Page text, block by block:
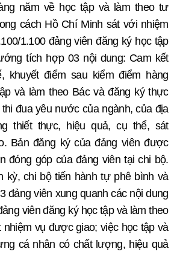
năm về học tập và làm theo tư
cách Hồ Chí Minh sát với nhiệm
/1.100đảng viên đăng ký học tập
tích hợp 03 nội dung: Cam kết
khuyết điểm sau kiểm điểm hàng
và làm theo Bác và đăng kýthực
hi đua yêu nước của ngành, của địa
thiết thực, hiệu quả, cụ thể, sát
Bản đăng ký của đảng viên được
đóng góp của đảng viên tại chi bộ.
kỳ, chi bộ tiến hành tự phê bình và
đảng viên xung quanh các nội dung
viên đăng ký học tập và làm theo
nhiệm vụ được giao; việc học tập và
cá nhân có chất lượng, hiệu quả